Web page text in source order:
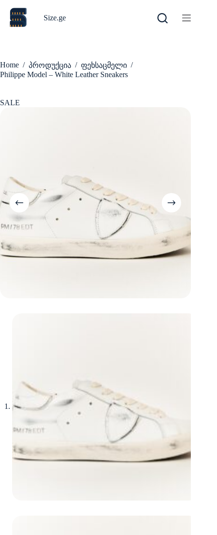
content
Size.ge
Home / პროდუქცია / ფეხსაცმელი /
Philippe Model – White Leather Sneakers
SALE